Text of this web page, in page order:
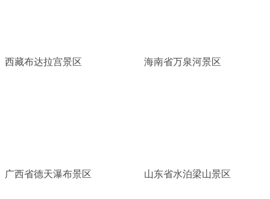
西藏布达拉宫景区 海南省万泉河景区
广西省德天瀑布景区 山东省水泊梁山景区